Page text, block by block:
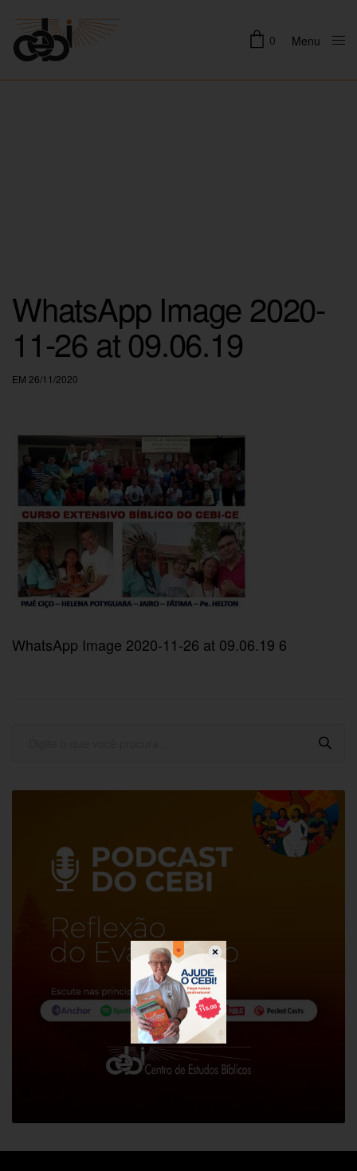
0 Menu
WhatsApp Image 2020-
11-26 at 09.06.19
EM 26/11/2020
WhatsApp Image 2020-11-26 at 09.06.19 6